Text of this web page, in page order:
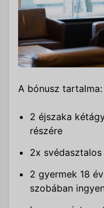
A bónusz tartalma:
2 éjszaka
részére
2x
2 gyermek 18
szobában